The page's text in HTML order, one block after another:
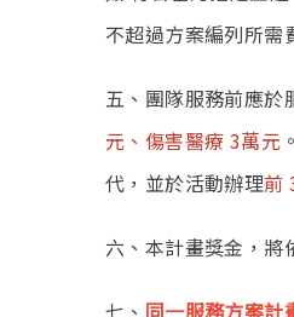
不超過方案編列所需
五、團隊服務前應
元、傷害醫療 3萬元
代，並於活動辦理前
六、本計畫獎金，將
七、 同一服務方案計